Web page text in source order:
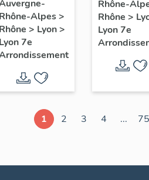
Père
Augustin
Planque
Rhône-Alpes>
Rhône > Lyon>
Lyon 7e
Rhône-
Rhône >
Lyon 7e
1 2 3 4 ... 75